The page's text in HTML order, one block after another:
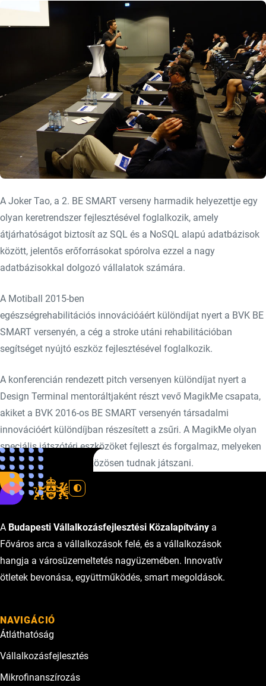
A Joker Tao, a 2. BE SMART verseny harmadik helyezettje egy
olyan keretrendszer fejlesztésével foglalkozik, amely
átjárhatóságot biztosít az SQL és a NoSQL alapú adatbázisok
között, jelentős erőforrásokat spórolva ezzel a nagy
adatbázisokkal dolgozó vállalatok számára.
A Motiball 2015-ben
egészségrehabilitációs innovációáért különdíjat nyert a BVK BE
SMART versenyén, a cég a stroke utáni rehabilitációban
segítséget nyújtó eszköz fejlesztésével foglalkozik.
A konferencián rendezett pitch versenyen különdíjat nyert a
Design Terminal mentoráltjaként részt vevő MagikMe csapata,
akiket a BVK 2016-os BE SMART versenyén társadalmi
innovációért különdíjban részesített a zsűri. A MagikMe olyan
speciális játszótéri eszközöket fejleszt és forgalmaz, melyeken
sérült és ép gyerekek közösen tudnak játszani.
A Budapesti Vállalkozásfejlesztési Közalapítvány a
Főváros arca a vállalkozások felé, és a vállalkozások
hangja a városüzemeltetés nagyüzemében. Innovatív
ötletek bevonása, együttműködés, smart megoldások.
NAVIGÁCIÓ
Átláthatóság
Vállalkozásfejlesztés
Mikrofinanszírozás